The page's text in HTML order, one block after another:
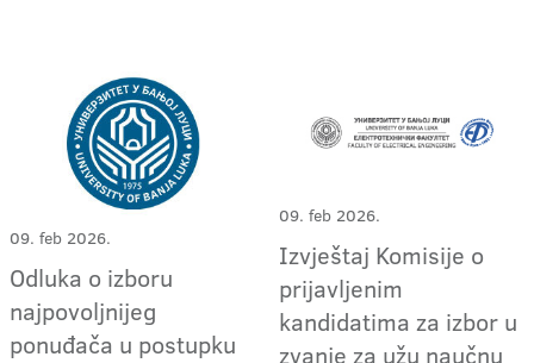
09. feb 2026.
Odluka o izboru
najpovoljnijeg
ponuđača u postupku
09. feb 2026.
Izvještaj Komisije o
prijavljenim
kandidatima za izbor u
zvanje za užu naučnu